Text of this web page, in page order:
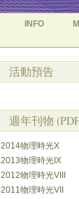
INFO
活動預告
週年刊物
2014物理時光X
2013物理時光IX
2012物理時光VIII
2011物理時光VII